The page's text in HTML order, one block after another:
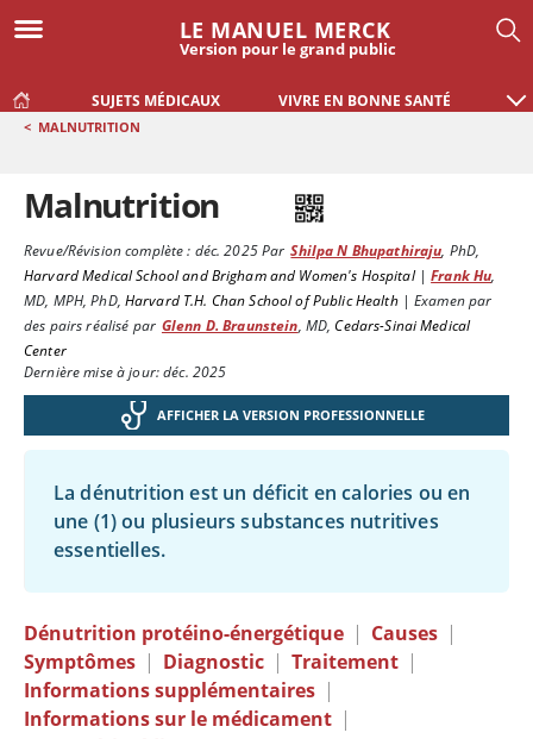
LE MANUEL MERCK
Version pour le grand public
SUJETS MÉDICAUX VIVRE EN BONNE SANTÉ
< MALNUTRITION
Malnutrition
Revue/Révision complète : déc. 2025Par Shilpa N Bhupathiraju, PhD,
Harvard Medical School and Brigham and Women's Hospital|Frank Hu,
MD, MPH, PhD, Harvard T.H. Chan School of Public Health|Examen par
des pairs réalisé par Glenn D. Braunstein, MD,Cedars-Sinai Medical
Center
Dernière mise à jour: déc. 2025
AFFICHER LA VERSION PROFESSIONNELLE
La dénutrition est un déficit en calories ou en
une (1) ou plusieurs substances nutritives
essentielles.
Dénutrition protéino-énergétique | Causes |
Symptômes | Diagnostic | Traitement |
Informations supplémentaires |
Informations sur le médicament |